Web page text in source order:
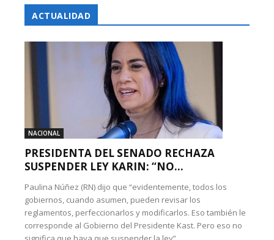
ACTUALIDAD
NACIONAL
PRESIDENTA DEL SENADO RECHAZA
SUSPENDER LEY KARIN: “NO...
Paulina Núñez (RN) dijo que “evidentemente, todos los
gobiernos, cuando asumen, pueden revisar los
reglamentos, perfeccionarlos y modificarlos. Eso también le
corresponde al Gobierno del Presidente Kast. Pero eso no